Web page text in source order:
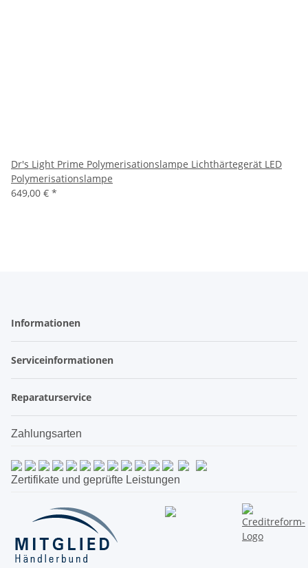
Dr's Light Prime Polymerisationslampe Lichthärtegerät LED
Polymerisationslampe
649,00 € *
Informationen
Serviceinformationen
Reparaturservice
Zahlungsarten
Zertifikate und geprüfte Leistungen